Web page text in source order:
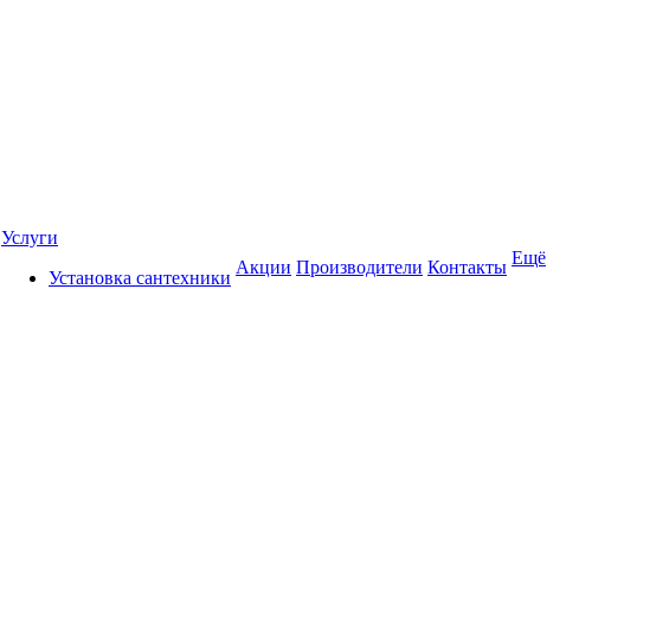
Услуги
Установка сантехники
Акции Производители Контакты Ещё